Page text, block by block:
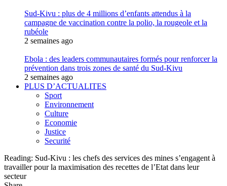
Sud-Kivu : plus de 4 millions d’enfants attendus à la
campagne de vaccination contre la polio, la rougeole et la
rubéole
2 semaines ago
Ebola : des leaders communautaires formés pour renforcer la
prévention dans trois zones de santé du Sud-Kivu
2 semaines ago
PLUS D’ACTUALITES
Sport
Environnement
Culture
Economie
Justice
Securité
Reading: Sud-Kivu : les chefs des services des mines s’engagent à
travailler pour la maximisation des recettes de l’Etat dans leur
secteur